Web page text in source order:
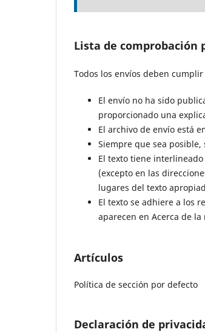
Lista de comprobación
Todos los envíos deben
El envío no ha sido
proporcionado una
El archivo de envío está
Siempre que sea
El texto tiene
(excepto en las
lugares del texto
El texto se adhiere a los
aparecen en Acerca de la
Artículos
Política de sección por defecto
Declaración de